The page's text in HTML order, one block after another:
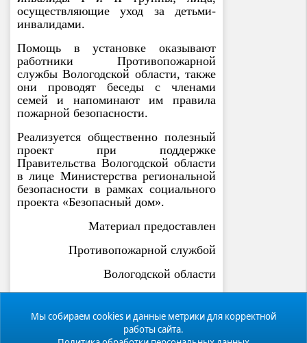
осуществляющие уход за детьми-
инвалидами.
Помощь в установке оказывают
работники Противопожарной
службы Вологодской области, также
они проводят беседы с членами
семей и напоминают им правила
пожарной безопасности.
Реализуется общественно полезный
проект при поддержке
Правительства Вологодской области
в лице Министерства региональной
безопасности в рамках социального
проекта «Безопасный дом».
Материал предоставлен
Противопожарной службой
Вологодской области
Мы собираем cookies и данные метрики для корректной
работы сайта.